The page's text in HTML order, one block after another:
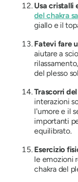
Usa cristalli
del chakra
giallo e il
Fatevi fare
aiutare a
del plesso
Trascorri
interazioni
l'umore e il
importanti
equilibrato.
Esercizio
le emozioni
chakra del